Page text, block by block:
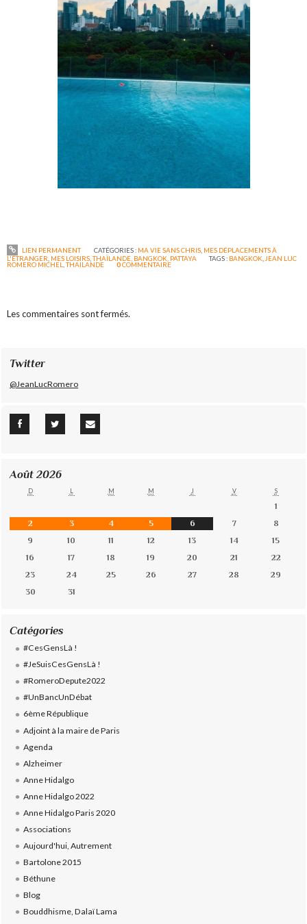
LIEN PERMANENT CATÉGORIES : MA VIE SANS CHRIS, MES DÉPLACEMENTS À
L'ÉTRANGER MES LOISIRS ,THAÏLANDE, BANGKOK, PATTAYA TAGS : BANGKOK JEAN LUC
ROMERO MICHEL ,THAILANDE 0COMMENTAIRE
Les commentaires sont fermés.
Twitter
@JeanLucRomero
Août 2026
D L M M J V S
1
2
3 4 5 6 7
8
9
10 11 12 13 14
15
16
17 18 19 20 21
22
23
24 25 26 27 28
29
30
31
Catégories
#CesGensLà !
#JeSuisCesGensLà !
#RomeroDepute2022
#UnBancUnDébat
6ème République
Adjoint à la maire de Paris
Agenda
Alzheimer
Anne Hidalgo
Anne Hidalgo 2022
Anne Hidalgo Paris 2020
Associations
Aujourd'hui, Autrement
Bartolone 2015
Béthune
Blog
Bouddhisme, Dalaï Lama